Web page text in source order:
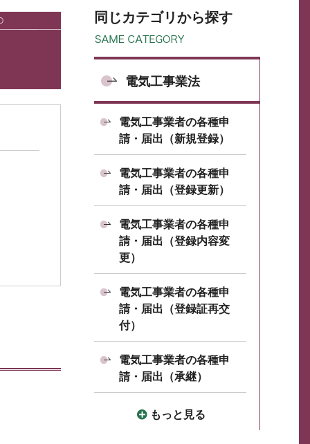
同じカテゴリから探す
電気工事業法
電気工事業者の各種申
請・届出（新規登録）
電気工事業者の各種申
請・届出（登録更新）
電気工事業者の各種申
請・届出（登録内容変
更）
電気工事業者の各種申
請・届出（登録証再交
付）
電気工事業者の各種申
請・届出（承継）
もっと見る